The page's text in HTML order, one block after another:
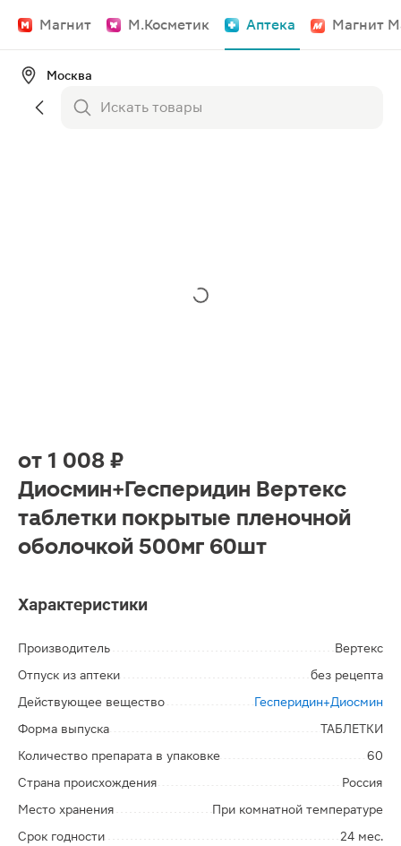
Магнит М.Косметик Аптека Магнит
Москва
от 1 008 ₽
Диосмин+Гесперидин Вертекс
таблетки покрытые пленочной
оболочкой 500мг 60шт
Характеристики
Производитель
Вертекс
Отпуск из аптеки
без рецепта
Действующее вещество
Гесперидин+Диосмин
Форма выпуска
ТАБЛЕТКИ
Количество препарата в упаковке
60
Страна происхождения
Россия
Место хранения
При комнатной температуре
Срок годности
24 мес.